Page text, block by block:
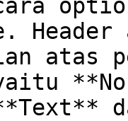
Header
atas